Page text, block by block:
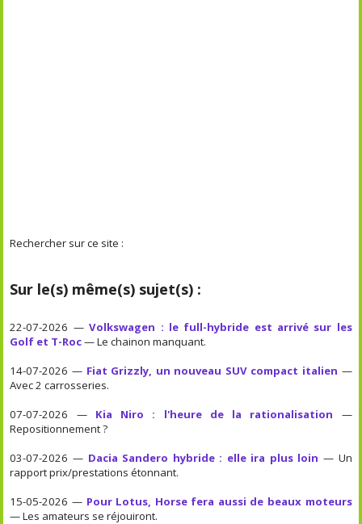
Rechercher sur ce site :
Sur le(s) même(s) sujet(s) :
22-07-2026 —Volkswagen : le full-hybride est arrivé sur les
Golf et T-Roc— Le chainon manquant.
14-07-2026 — Fiat Grizzly, un nouveau SUV compact italien —
Avec 2 carrosseries.
07-07-2026 — Kia Niro : l'heure de la rationalisation —
Repositionnement ?
03-07-2026 — Dacia Sandero hybride : elle ira plus loin — Un
rapport prix/prestations étonnant.
15-05-2026 — Pour Lotus, Horse fera aussi de beaux moteurs
— Les amateurs se réjouiront.